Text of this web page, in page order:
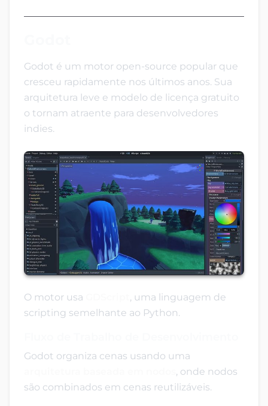
Godot é um motor open-source popular que
cresceu rapidamente nos últimos anos. Sua
arquitetura leve e modelo de licença gratuito
o tornam atraente para desenvolvedores
indies.
O motor usa
, uma linguagem de
scripting semelhante ao Python.
Godot organiza cenas usando uma
, onde nodos
são combinados em cenas reutilizáveis.